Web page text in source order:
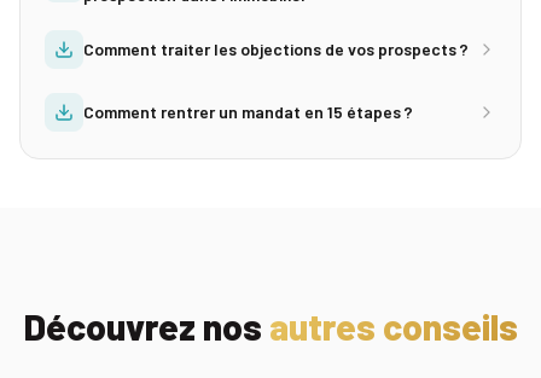
Comment traiter les objections de vos prospects ?
Comment rentrer un mandat en 15 étapes ?
Découvrez nos autres conseils